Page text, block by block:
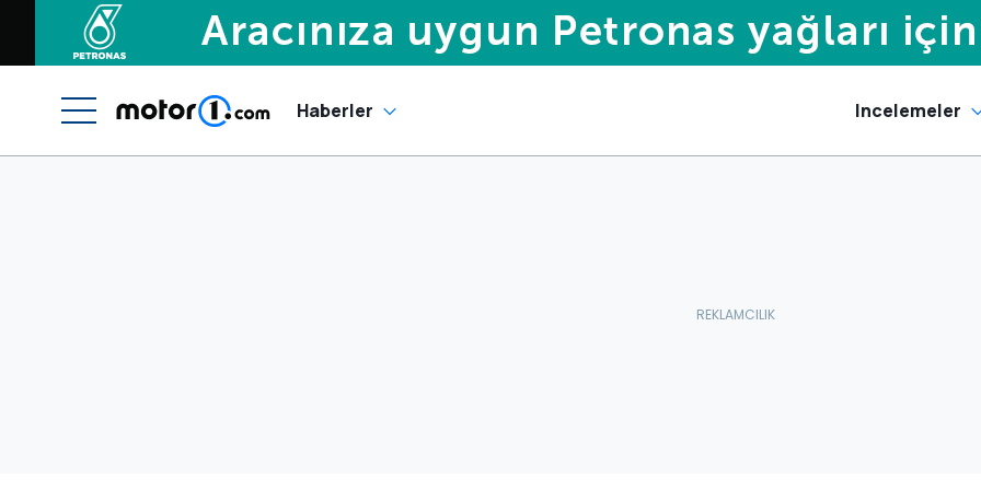
Haberler Incelemeler